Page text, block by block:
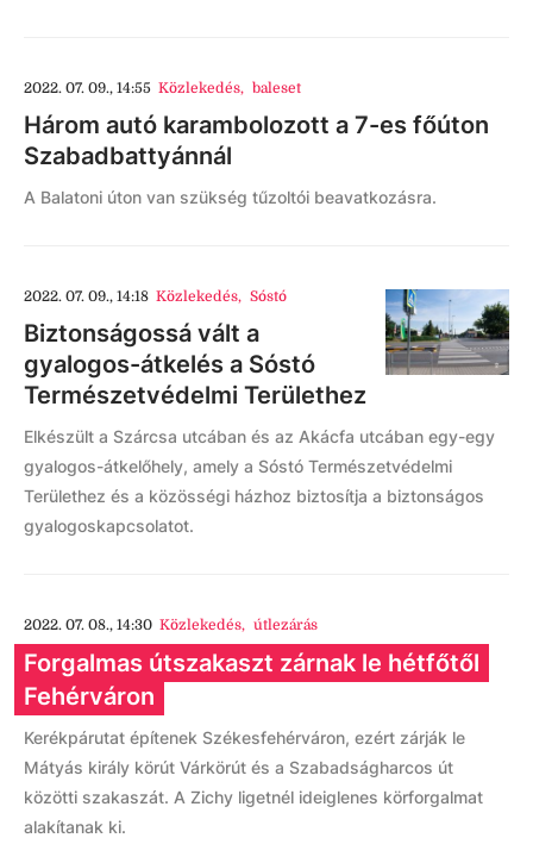
2022. 07. 09., 14:55 Közlekedés, baleset
Három autó karambolozott a 7-es főúton
Szabadbattyánnál
A Balatoni úton van szükség tűzoltói beavatkozásra.
2022. 07. 09., 14:18 Közlekedés, Sóstó
Biztonságossá vált a
gyalogos-átkelés a Sóstó
Természetvédelmi Területhez
Elkészült a Szárcsa utcában és az Akácfa utcában egy-egy
gyalogos-átkelőhely, amely a Sóstó Természetvédelmi
Területhez és a közösségi házhoz biztosítja a biztonságos
gyalogoskapcsolatot.
2022. 07. 08., 14:30 Közlekedés, útlezárás
Forgalmas útszakaszt zárnak le hétfőtől
Fehérváron
Kerékpárutat építenek Székesfehérváron, ezért zárják le
Mátyás király körút Várkörút és a Szabadságharcos út
közötti szakaszát. A Zichy ligetnél ideiglenes körforgalmat
alakítanak ki.